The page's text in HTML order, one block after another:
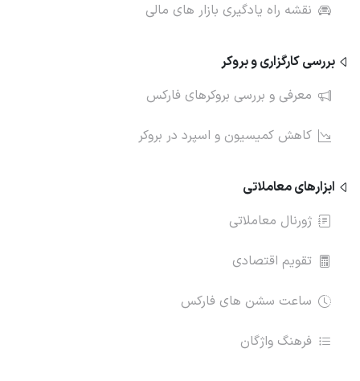
نقشه راه یادگیری بازار های مالی
بررسی کارگزاری و بروکر
معرفی و بررسی بروکرهای فارکس
کاهش کمیسیون و اسپرد در بروکر
ابزارهای معاملاتی
ژورنال معاملاتی
تقویم اقتصادی
ساعت سشن های فارکس
فرهنگ واژگان